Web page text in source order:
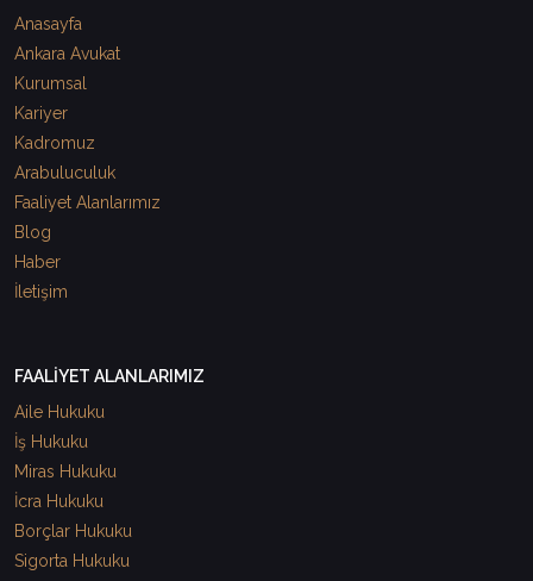
Anasayfa
Ankara Avukat
Kurumsal
Kariyer
Kadromuz
Arabuluculuk
Faaliyet Alanlarımız
Blog
Haber
İletişim
FAALİYET ALANLARIMIZ
Aile Hukuku
İş Hukuku
Miras Hukuku
İcra Hukuku
Borçlar Hukuku
Sigorta Hukuku